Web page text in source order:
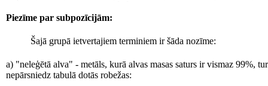
Piezīme par subpozīcijām:
Šajā grupā ietvertajiem terminiem ir šāda nozīme:
a) "neleģētā alva" - metāls, kurā alvas masas saturs ir vismaz 99%,
nepārsniedz tabulā dotās robežas: